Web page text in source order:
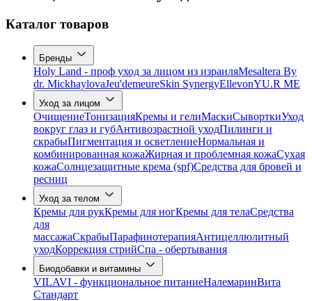
Каталог товаров
Бренды
Holy Land - проф уход за лицом из израиляMesaltera By
dr. MickhaylovaJeu'demeureSkin SynergyEllevonYU.R ME
Уход за лицом
ОчищениеТонизацияКремы и гелиМаскиСыворткиУход
вокруг глаз и губАнтивозрастной уходПилинги и
скрабыПигментация и осветлениеНормальная и
комбинированная кожаЖирная и проблемная кожаСухая
кожаСолнцезащитные крема (spf)Средства для бровей и
ресниц
Уход за телом
Кремы для рукКремы для ногКремы для телаСредства
для
массажаСкрабыПарафинотерапияАнтицеллюлитный
уходКоррекция стрийСпа - обертывания
Биодобавки и витамины
VILAVI - функциональное питаниеНалемаринВита
Стандарт